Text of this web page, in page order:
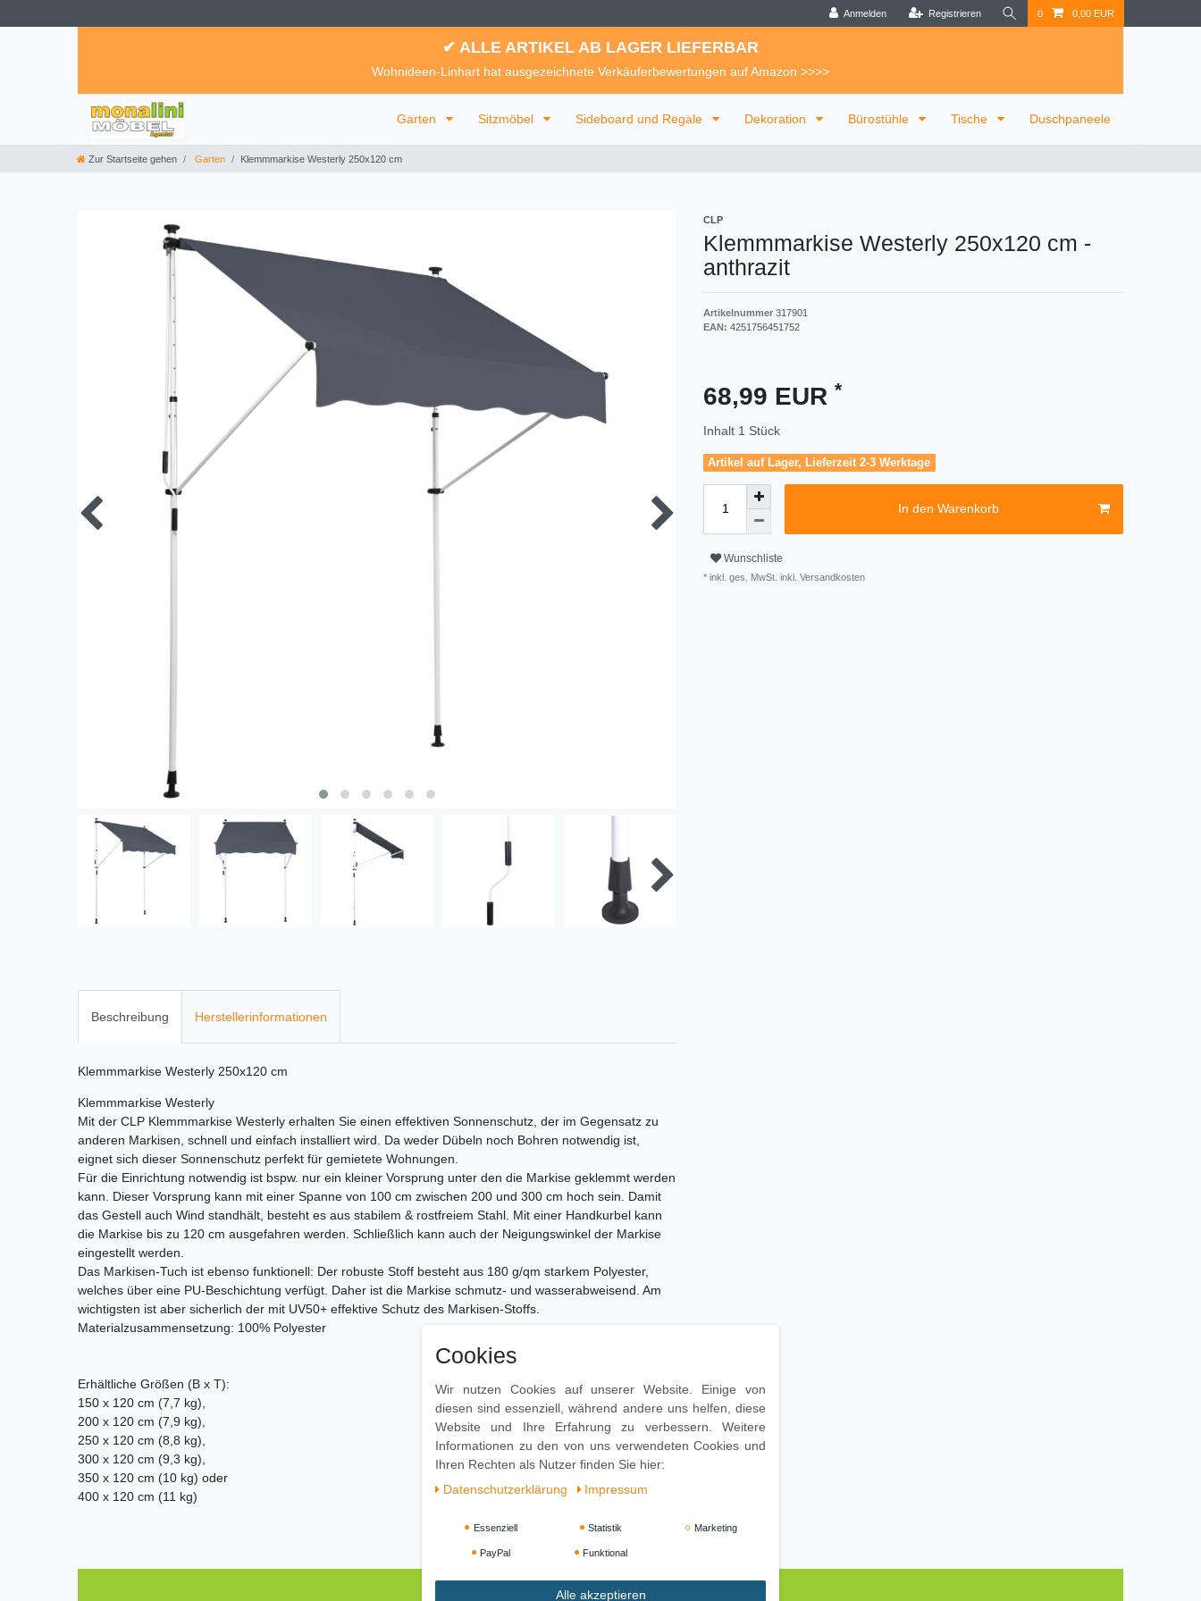
Anmelden Registrieren 0 0,00 EUR
✔ ALLE ARTIKEL AB LAGER LIEFERBAR
Wohnideen-Linhart hat ausgezeichnete Verkäuferbewertungen auf Amazon >>>>
Garten Sitzmöbel Sideboard und Regale Dekoration Bürostühle Tische Duschpaneele
Zur Startseite gehen Garten Klemmmarkise Westerly 250x120 cm
CLP
Klemmmarkise Westerly 250x120 cm -
anthrazit
Artikelnummer 317901
EAN: 4251756451752
68,99 EUR *
Inhalt 1 Stück
Artikel auf Lager, Lieferzeit 2-3 Werktage
In den Warenkorb
Wunschliste
* inkl. ges. MwSt. inkl. Versandkosten
Beschreibung Herstellerinformationen
Klemmmarkise Westerly 250x120 cm
Klemmmarkise Westerly
Mit der CLP Klemmmarkise Westerly erhalten Sie einen effektiven Sonnenschutz, der im Gegensatz zu
anderen Markisen, schnell und einfach installiert wird. Da weder Dübeln noch Bohren notwendig ist,
eignet sich dieser Sonnenschutz perfekt für gemietete Wohnungen.
Für die Einrichtung notwendig ist bspw. nur ein kleiner Vorsprung unter den die Markise geklemmt werden
kann. Dieser Vorsprung kann mit einer Spanne von 100 cm zwischen 200 und 300 cm hoch sein. Damit
das Gestell auch Wind standhält, besteht es aus stabilem & rostfreiem Stahl. Mit einer Handkurbel kann
die Markise bis zu 120 cm ausgefahren werden. Schließlich kann auch der Neigungswinkel der Markise
eingestellt werden.
Das Markisen-Tuch ist ebenso funktionell: Der robuste Stoff besteht aus 180 g/qm starkem Polyester,
welches über eine PU-Beschichtung verfügt. Daher ist die Markise schmutz- und wasserabweisend. Am
wichtigsten ist aber sicherlich der mit UV50+ effektive Schutz des Markisen-Stoffs.
Materialzusammensetzung: 100% Polyester
Erhältliche Größen (B x T):
150 x 120 cm (7,7 kg),
200 x 120 cm (7,9 kg),
250 x 120 cm (8,8 kg),
300 x 120 cm (9,3 kg),
350 x 120 cm (10 kg) oder
400 x 120 cm (11 kg)
Cookies
Wir nutzen Cookies auf unserer Website. Einige von
diesen sind essenziell, während andere uns helfen, diese
Website und Ihre Erfahrung zu verbessern. Weitere
Informationen zu den von uns verwendeten Cookies und
Ihren Rechten als Nutzer finden Sie hier:
Daten­schutz­erklärung
Impressum
Essenziell Statistik Marketing
PayPal Funktional
Alle akzeptieren